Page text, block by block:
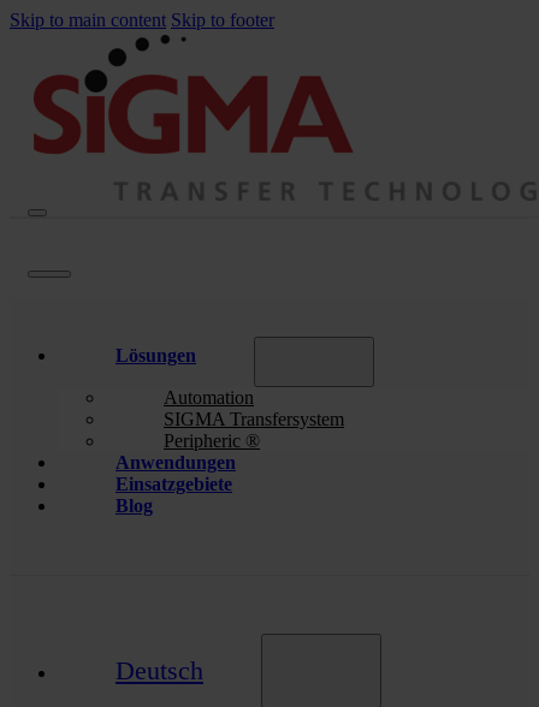
Skip to main content Skip to footer
Lösungen
Automation
SIGMA Transfersystem
Peripheric ®
Anwendungen
Einsatzgebiete
Blog
Deutsch